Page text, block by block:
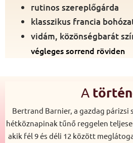
rutinos szereplőgárda
klasszikus francia
vidám, közönségbarát
végleges sorrend röviden
A
Bertrand Barnier, a gazdag párizsi
hétköznapinak tűnő reggelen
akik fél 9 és déli 12 között